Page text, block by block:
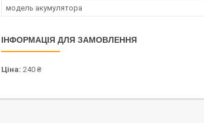
модель акумулятора
ІНФОРМАЦІЯ ДЛЯ ЗАМОВЛЕННЯ
Ціна: 240 ₴